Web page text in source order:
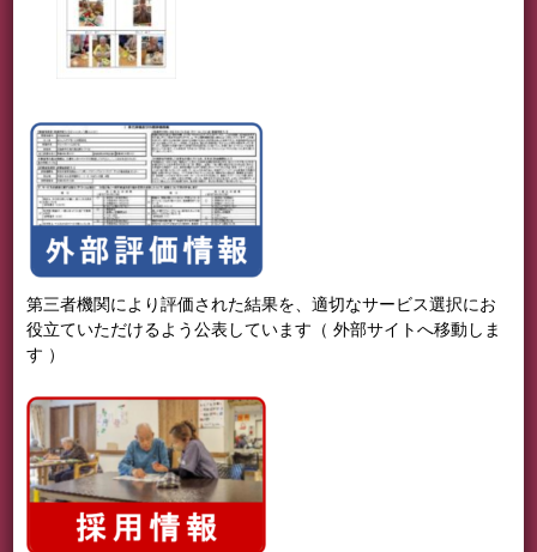
第三者機関により評価された結果を、適切なサービス選択にお
役立ていただけるよう公表しています（ 外部サイトへ移動しま
す ）